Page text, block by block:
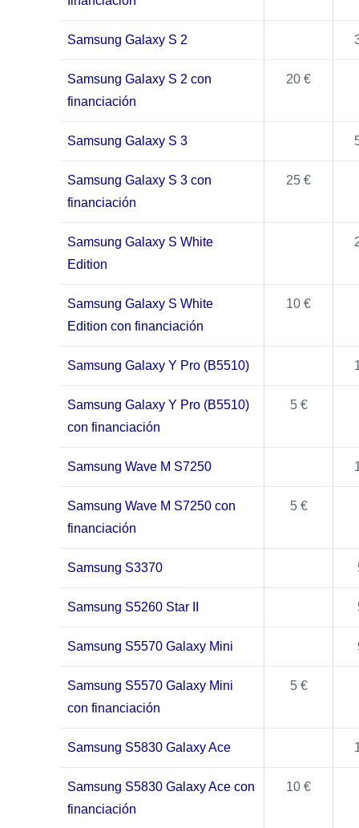
Samsung Galaxy S 2
Samsung Galaxy S 2 con
financiación
20 €
Samsung Galaxy S 3
Samsung Galaxy S 3 con
financiación
25 €
Samsung Galaxy S White
Edition
Samsung Galaxy S White
Edition con financiación
10 €
Samsung Galaxy Y Pro (B5510)
Samsung Galaxy Y Pro (B5510)
con financiación
5 €
Samsung Wave M S7250
Samsung Wave M S7250 con
financiación
5 €
Samsung S3370
Samsung S5260 Star II
Samsung S5570 Galaxy Mini
Samsung S5570 Galaxy Mini
con financiación
5 €
Samsung S5830 Galaxy Ace
Samsung S5830 Galaxy Ace con
financiación
10 €